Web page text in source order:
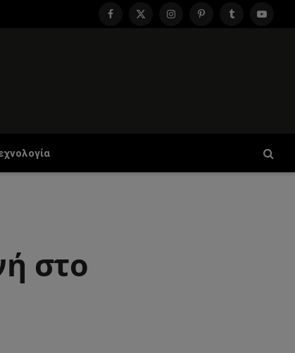
Facebook
X
InstagramPinterestTumblr
στο